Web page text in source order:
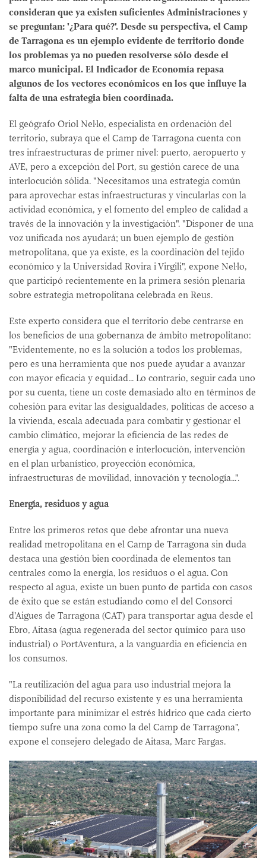
consideran que ya existen suficientes Administraciones y
se preguntan: '¿Para qué?'. Desde su perspectiva, el Camp
de Tarragona es un ejemplo evidente de territorio donde
los problemas ya no pueden resolverse sólo desde el
marco municipal. El Indicador de Economía repasa
algunos de los vectores económicos en los que influye la
falta de una estrategia bien coordinada.
El geógrafo Oriol Nel·lo, especialista en ordenación del
territorio, subraya que el Camp de Tarragona cuenta con
tres infraestructuras de primer nivel: puerto, aeropuerto y
AVE, pero a excepción del Port, su gestión carece de una
interlocución sólida. "Necesitamos una estrategia común
para aprovechar estas infraestructuras y vincularlas con la
actividad económica, y el fomento del empleo de calidad a
través de la innovación y la investigación". "Disponer de una
voz unificada nos ayudará; un buen ejemplo de gestión
metropolitana, que ya existe, es la coordinación del tejido
económico y la Universidad Rovira i Virgili", expone Nel·lo,
que participó recientemente en la primera sesión plenaria
sobre estrategia metropolitana celebrada en Reus.
Este experto considera que el territorio debe centrarse en
los beneficios de una gobernanza de ámbito metropolitano:
"Evidentemente, no es la solución a todos los problemas,
pero es una herramienta que nos puede ayudar a avanzar
con mayor eficacia y equidad... Lo contrario, seguir cada uno
por su cuenta, tiene un coste demasiado alto en términos de
cohesión para evitar las desigualdades, políticas de acceso a
la vivienda, escala adecuada para combatir y gestionar el
cambio climático, mejorar la eficiencia de las redes de
energía y agua, coordinación e interlocución, intervención
en el plan urbanístico, proyección económica,
infraestructuras de movilidad, innovación y tecnología...".
Energía, residuos y agua
Entre los primeros retos que debe afrontar una nueva
realidad metropolitana en el Camp de Tarragona sin duda
destaca una gestión bien coordinada de elementos tan
centrales como la energía, los residuos o el agua. Con
respecto al agua, existe un buen punto de partida con casos
de éxito que se están estudiando como el del Consorci
d'Aigues de Tarragona (CAT) para transportar agua desde el
Ebro, Aitasa (agua regenerada del sector químico para uso
industrial) o PortAventura, a la vanguardia en eficiencia en
los consumos.
"La reutilización del agua para uso industrial mejora la
disponibilidad del recurso existente y es una herramienta
importante para minimizar el estrés hídrico que cada cierto
tiempo sufre una zona como la del Camp de Tarragona",
expone el consejero delegado de Aitasa, Marc Fargas.